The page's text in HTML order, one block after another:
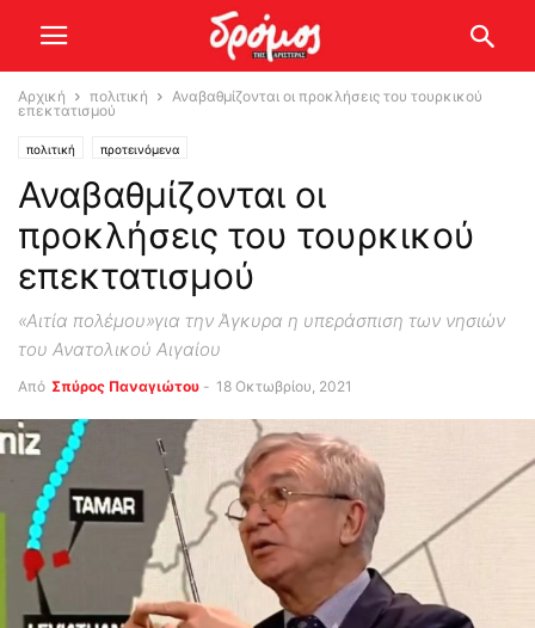
Αρχική πολιτική
Αναβαθμίζονται οι προκλήσεις του τουρκικού
επεκτατισμού
πολιτική προτεινόμενα
Αναβαθμίζονται οι
προκλήσεις του τουρκικού
επεκτατισμού
«Αιτία πολέμου»για την Άγκυρα η υπεράσπιση των νησιών
του Ανατολικού Αιγαίου
Από Σπύρος Παναγιώτου - 18 Οκτωβρίου, 2021